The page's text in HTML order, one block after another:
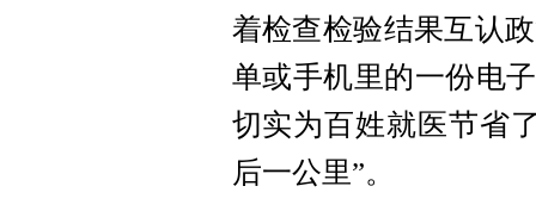
着检查检验结果互认
单或手机里的一份电
切实为百姓就医节省
后一公里”。